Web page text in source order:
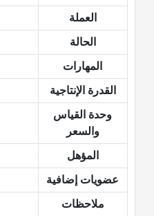
العملة
الحالة
المهارات
القدرة الإنتاجية
وحدة القياس
والسعر
المؤهل
عضويات إضافية
ملاحظات